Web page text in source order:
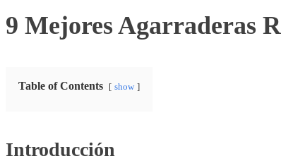
9 Mejores Agarraderas
Table of Contents show
Introducción